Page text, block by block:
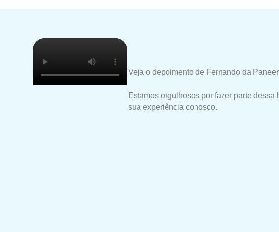
Veja o depoimento de Fernando da
Estamos orgulhosos por fazer parte
sua experiência conosco.